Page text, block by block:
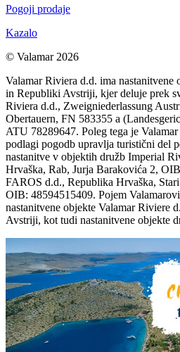
Pogoji prodaje
Kazalo
© Valamar 2026
Valamar Riviera d.d. ima
in Republiki Avstriji, kjer deluje prek
Riviera d.d., Zweigniederlassung
Obertauern, FN 583355 a
ATU 78289647. Poleg tega je
podlagi pogodb upravlja turistični del
nastanitve v objektih družb Imperial
Hrvaška, Rab, Jurja Barakovića 2,
FAROS d.d., Republika Hrvaška,
OIB: 48594515409. Pojem
nastanitvene objekte Valamar Riviere
Avstriji, kot tudi nastanitvene objekte